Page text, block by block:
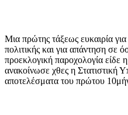
Μια πρώτης τάξεως ευκαιρία
πολιτικής και για απάντηση σε
προεκλογική παροχολογία είδε
ανακοίνωσε χθες η Στατιστική
αποτελέσματα του πρώτου